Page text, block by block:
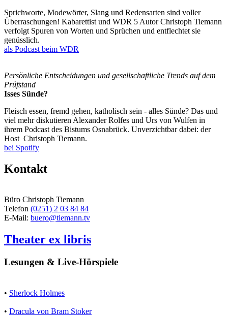
Sprichworte, Modewörter, Slang und Redensarten sind voller
Überraschungen! Kabarettist und WDR 5 Autor Christoph Tiemann
verfolgt Spuren von Worten und Sprüchen und entflechtet sie
genüsslich.
als Podcast beim WDR
Persönliche Entscheidungen und gesellschaftliche Trends auf dem
Prüfstand
Isses Sünde?
Fleisch essen, fremd gehen, katholisch sein - alles Sünde? Das und
viel mehr diskutieren Alexander Rolfes und Urs von Wulfen in
ihrem Podcast des Bistums Osnabrück. Unverzichtbar dabei: der
Host Christoph Tiemann.
bei Spotify
Kontakt
Büro Christoph Tiemann
Telefon (0251) 2 03 84 84
E-Mail: buero@tiemann.tv
Theater ex libris
Lesungen & Live-Hörspiele
• Sherlock Holmes
• Dracula von Bram Stoker